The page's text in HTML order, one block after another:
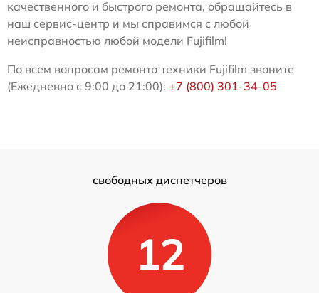
качественного и быстрого ремонта, обращайтесь в
наш сервис-центр и мы справимся с любой
неисправностью любой модели Fujifilm!
По всем вопросам ремонта техники Fujifilm звоните
(Ежедневно с 9:00 до 21:00): +7 (800) 301-34-05
свободных диспетчеров
12